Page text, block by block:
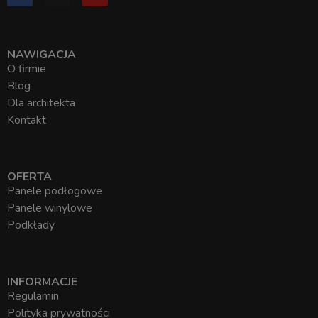
NAWIGACJA
O firmie
Blog
Dla architekta
Kontakt
OFERTA
Panele podłogowe
Panele winylowe
Podkłady
INFORMACJE
Regulamin
Polityka prywatności